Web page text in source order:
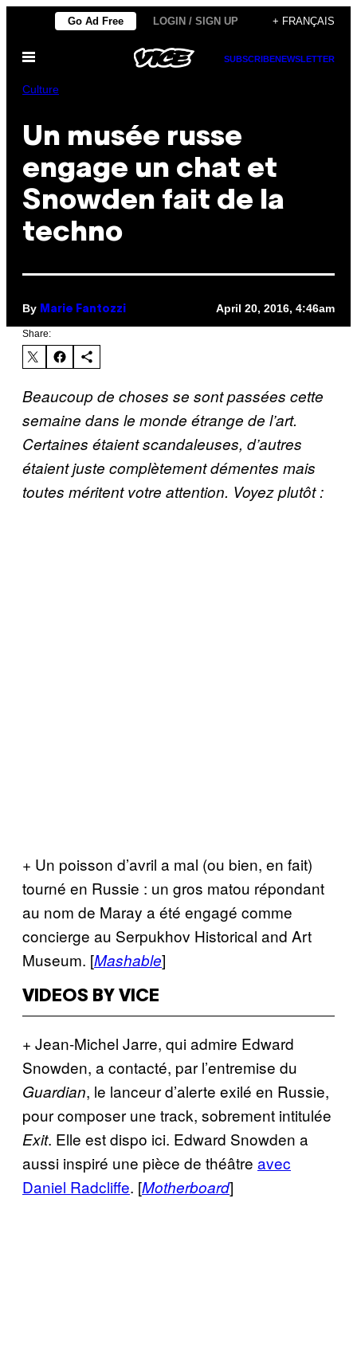
content
Go Ad Free LOGIN / SIGN UP + FRANÇAIS
Open
SUBSCRIBENEWSLETTER
Culture
Un musée russe
engage un chat et
Snowden fait de la
techno
By Marie Fantozzi April 20, 2016, 4:46am
Share:
Beaucoup de choses se sont passées cette
semaine dans le monde étrange de l’art.
Certaines étaient scandaleuses, d’autres
étaient juste complètement démentes mais
toutes méritent votre attention. Voyez plutôt :
+ Un poisson d’avril a mal (ou bien, en fait)
tourné en Russie : un gros matou répondant
au nom de Maray a été engagé comme
concierge au Serpukhov Historical and Art
Museum. [Mashable]
VIDEOS BY VICE
+ Jean-Michel Jarre, qui admire Edward
Snowden, a contacté, par l’entremise du
Guardian, le lanceur d’alerte exilé en Russie,
pour composer une track, sobrement intitulée
Exit. Elle est dispo ici. Edward Snowden a
aussi inspiré une pièce de théâtre avec
Daniel Radcliffe. [Motherboard]